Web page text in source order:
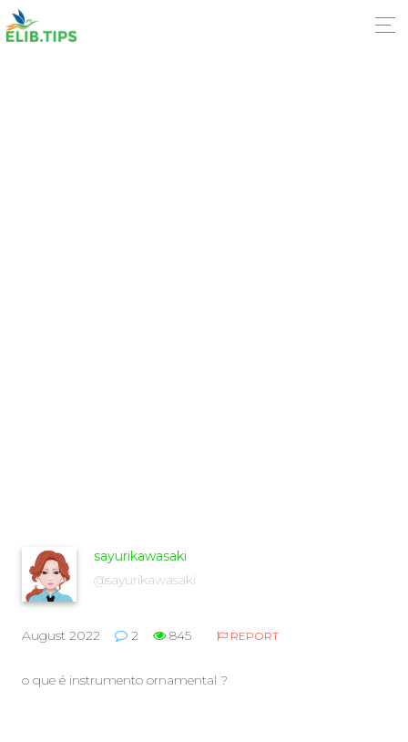
sayurikawasaki
@sayurikawasaki
August 2022 2 845 REPORT
o que é instrumento ornamental ?